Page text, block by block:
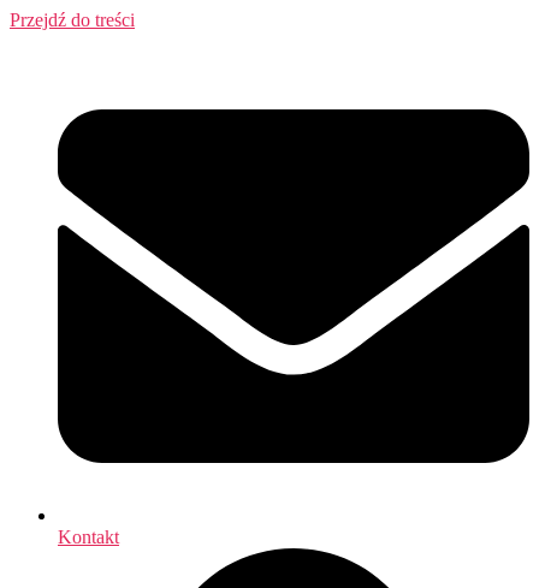
Przejdź do treści
Kontakt